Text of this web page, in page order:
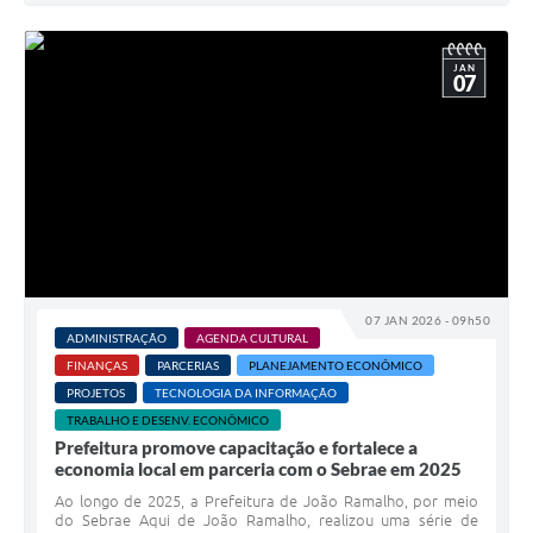
07 JAN 2026 - 09h50
JAN
07
ADMINISTRAÇÃO
AGENDA CULTURAL
FINANÇAS
PARCERIAS
PLANEJAMENTO ECONÔMICO
PROJETOS
TECNOLOGIA DA INFORMAÇÃO
TRABALHO E DESENV. ECONÔMICO
Prefeitura promove capacitação e fortalece a
economia local em parceria com o Sebrae em 2025
Ao longo de 2025, a Prefeitura de João Ramalho, por meio
do Sebrae Aqui de João Ramalho, realizou uma série de